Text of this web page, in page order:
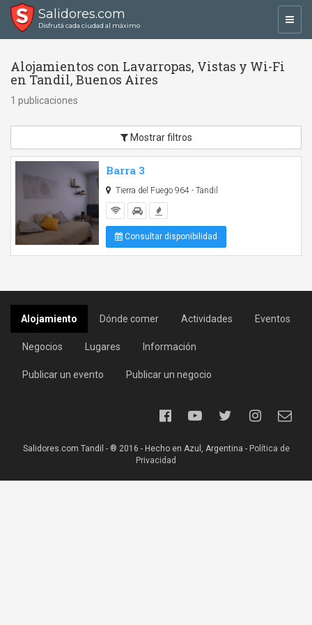
Salidores.com
Disfrutá cada ciudad al máximo
Alojamientos con Lavarropas, Vistas y Wi-Fi
en Tandil, Buenos Aires
1 publicaciones
Mostrar filtros
Barra 3
Tierra del Fuego 964 - Tandil
Consultar disponibilidad
Alojamiento Dónde comer Actividades Eventos
Negocios Lugares Información
Publicar un evento Publicar un negocio
Salidores.com Tandil - ® 2016 - Hecho en Azul, Argentina - Política de
Privacidad